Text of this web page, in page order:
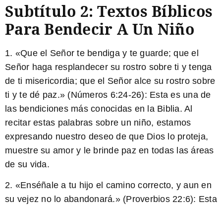
Subtítulo 2: Textos Bíblicos
Para Bendecir A Un Niño
1. «Que el Señor te bendiga y te guarde; que el
Señor haga resplandecer su rostro sobre ti y tenga
de ti misericordia; que el Señor alce su rostro sobre
ti y te dé paz.» (Números 6:24-26): Esta es una de
las bendiciones más conocidas en la Biblia. Al
recitar estas palabras sobre un niño, estamos
expresando nuestro deseo de que Dios lo proteja,
muestre su amor y le brinde paz en todas las áreas
de su vida.
2. «Enséñale a tu hijo el camino correcto, y aun en
su vejez no lo abandonará.» (Proverbios 22:6): Esta